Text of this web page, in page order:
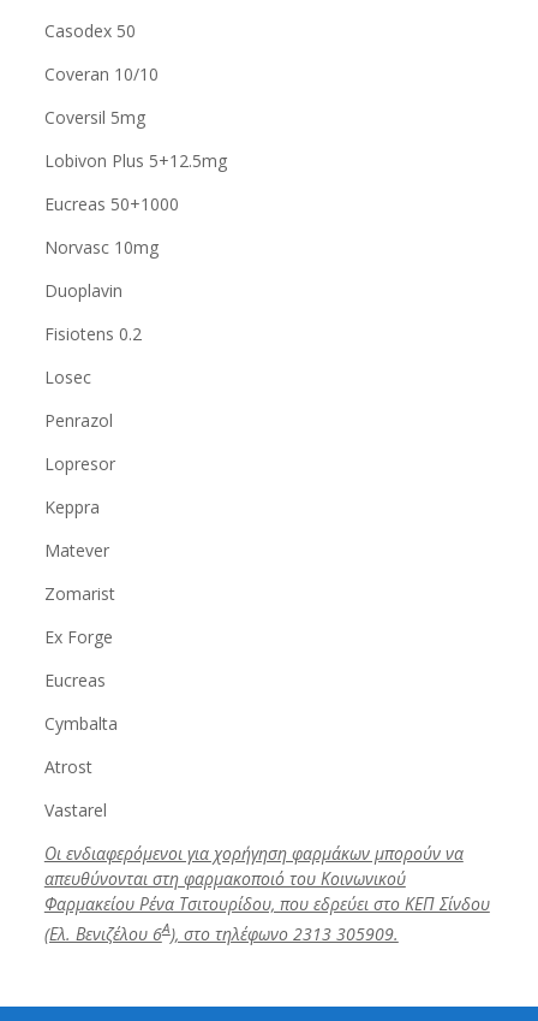
Casodex 50
Coveran 10/10
Coversil 5mg
Lobivon Plus 5+12.5mg
Eucreas 50+1000
Norvasc 10mg
Duoplavin
Fisiotens 0.2
Losec
Penrazol
Lopresor
Keppra
Matever
Zomarist
Ex Forge
Eucreas
Cymbalta
Atrost
Vastarel
Οι ενδιαφερόμενοι για χορήγηση φαρμάκων μπορούν να
απευθύνονται στη φαρμακοποιό του Κοινωνικού
Φαρμακείου Ρένα Τσιτουρίδου, που εδρεύει στο ΚΕΠ Σίνδου
(Ελ. Βενιζέλου 6Α), στο τηλέφωνο 2313 305909.